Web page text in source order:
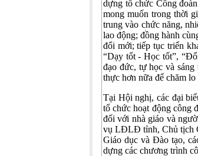
dựng tổ chức Công
mong muốn trong thời
trung vào chức năng,
lao động; đồng hành
đổi mới; tiếp tục triển
“Dạy tốt - Học tốt”,
đạo đức, tự học và
thực hơn nữa để chăm
Tại Hội nghị, các đại
tổ chức hoạt động công
đối với nhà giáo và
vụ LĐLĐ tỉnh, Chủ tịch
Giáo dục và Đào tạo,
dựng các chương trình